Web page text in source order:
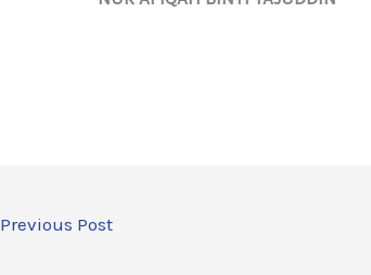
Previous Post